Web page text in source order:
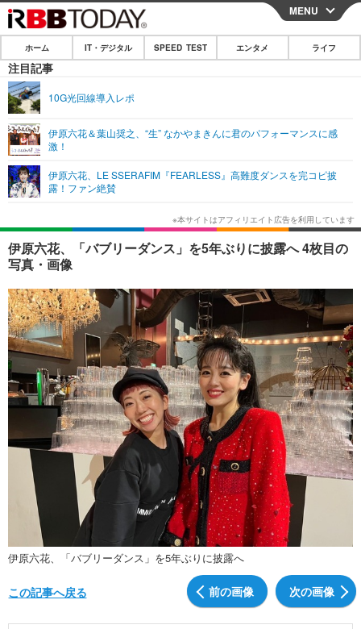
CLOSE
ホーム
IT・デジタル
ショッピング その他
SPEED TEST
エンタメ
エンタメTOP
韓国・芸能
音楽 スポーツ
ショッピング
ライフ
ライフTOP グルメ
ペット ショッピング
その他
リリース一覧
プッシュ通知の停止方法
MENU
ホーム IT・デジタル SPEED TEST エンタメ ライフ
注目記事
10G光回線導入レポ
伊原六花＆葉山奨之、“生” なかやまきんに君のパフォーマンスに感
激！
伊原六花、LE SSERAFIM『FEARLESS』高難度ダンスを完コピ披
露！ファン絶賛
伊原六花、「バブリーダンス」を5年ぶりに披露へ 4枚目の
写真・画像
伊原六花、「バブリーダンス」を5年ぶりに披露へ
前の画像 次の画像
この記事へ戻る